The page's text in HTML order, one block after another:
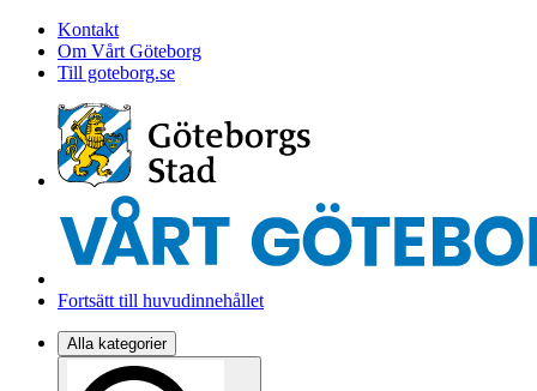
Kontakt
Om Vårt Göteborg
Till goteborg.se
Fortsätt till huvudinnehållet
Alla kategorier